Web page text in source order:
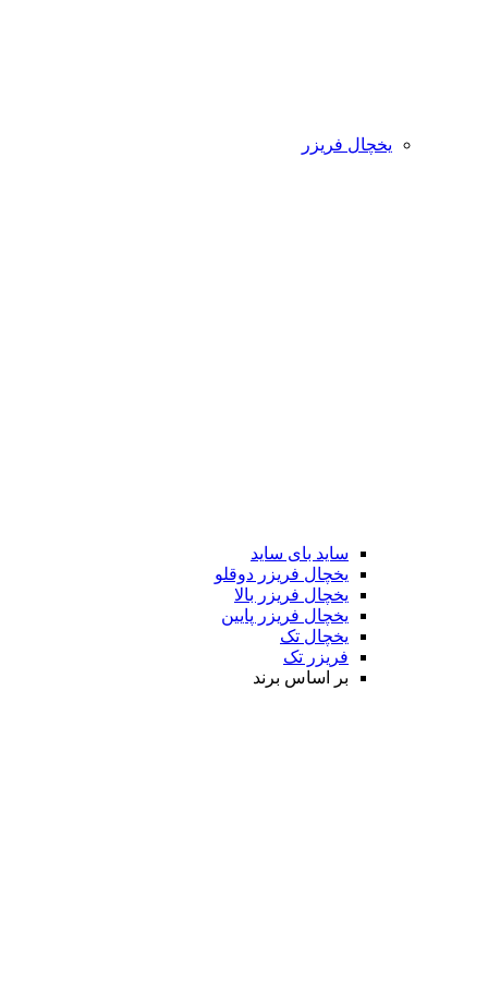
یخچال فریزر
ساید بای ساید
یخچال فریزر دوقلو
یخچال فریزر بالا
یخچال فریزر پایین
یخچال تک
فریزر تک
بر اساس برند